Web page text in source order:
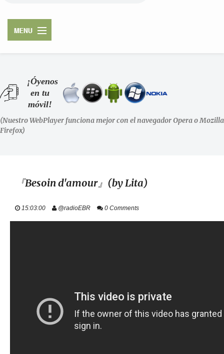
SHOWS
LA RADIO
STAFF
EVENTOS
¡Óyenos
en tu
móvil!
(Nuestro WebPlayer funciona mejor con el navegador Opera o Mozilla
Firefox)
『Besoin d'amour』(by Lita)
15:03:00 @radioEBR 0 Comments